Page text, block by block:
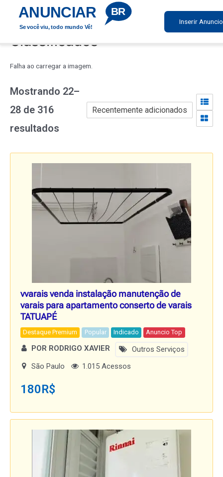
ANUNCIAR BR
Se você viu, todo mundo Vê!
Inserir Anuncio
Classificados
Falha ao carregar a imagem.
Mostrando 22–
28 de 316
resultados
vvarais venda instalação manutenção de
varais para apartamento conserto de varais
TATUAPÉ
Destaque Premium Popular Indicado Anuncio Top
POR RODRIGO XAVIER
Outros Serviços
São Paulo
1.015 Acessos
180R$